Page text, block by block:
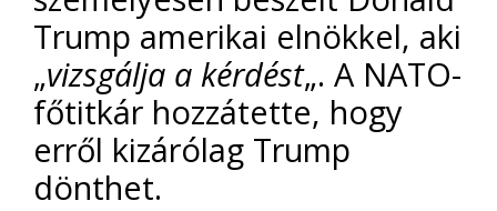
Trump amerikai elnökkel, aki
„vizsgálja a kérdést„. A NATO-
főtitkár hozzátette, hogy
erről kizárólag Trump
dönthet.